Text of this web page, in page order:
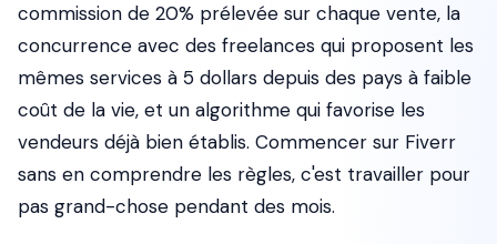
commission de 20% prélevée sur chaque vente, la
concurrence avec des freelances qui proposent les
mêmes services à 5 dollars depuis des pays à faible
coût de la vie, et un algorithme qui favorise les
vendeurs déjà bien établis. Commencer sur Fiverr
sans en comprendre les règles, c'est travailler pour
pas grand-chose pendant des mois.